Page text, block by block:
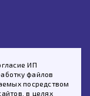
ИП
файлов
посредством
в целях